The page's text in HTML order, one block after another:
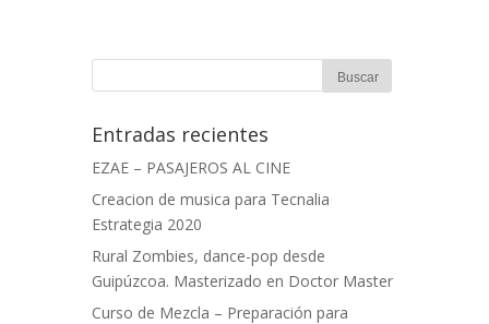
Entradas recientes
EZAE – PASAJEROS AL CINE
Creacion de musica para Tecnalia
Estrategia 2020
Rural Zombies, dance-pop desde
Guipúzcoa. Masterizado en Doctor Master
Curso de Mezcla – Preparación para